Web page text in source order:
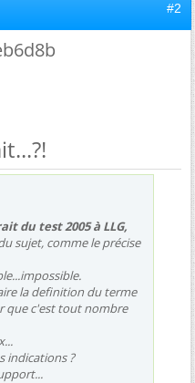
#2
du test 2005 à LLG,
sujet, comme le précise
la definition du terme
que c'est tout nombre
indications ?